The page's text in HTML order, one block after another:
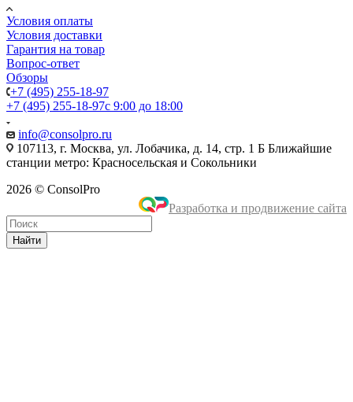
Условия оплаты
Условия доставки
Гарантия на товар
Вопрос-ответ
Обзоры
+7 (495) 255-18-97
+7 (495) 255-18-97с 9:00 до 18:00
info@consolpro.ru
107113, г. Москва, ул. Лобачика, д. 14, стр. 1 Б Ближайшие
станции метро: Красносельская и Сокольники
2026 © ConsolPro
Разработка и продвижение сайта
Найти